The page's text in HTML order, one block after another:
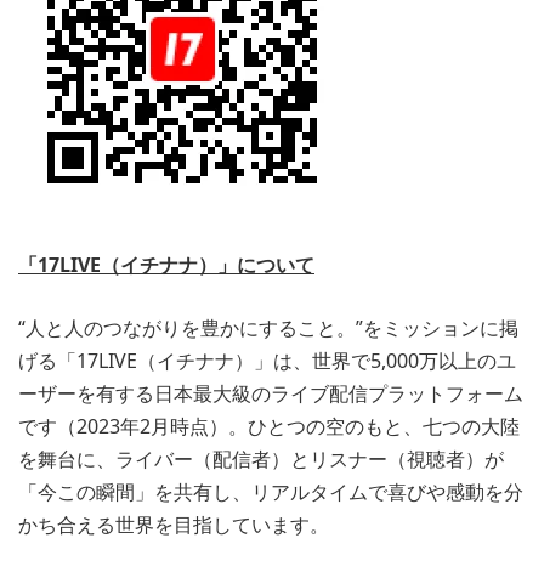
「17LIVE（イチナナ）」について
“人と人のつながりを豊かにすること。”をミッションに掲
げる「17LIVE（イチナナ）」は、世界で5,000万以上のユ
ーザーを有する日本最大級のライブ配信プラットフォーム
です（2023年2月時点）。ひとつの空のもと、七つの大陸
を舞台に、ライバー（配信者）とリスナー（視聴者）が
「今この瞬間」を共有し、リアルタイムで喜びや感動を分
かち合える世界を目指しています。